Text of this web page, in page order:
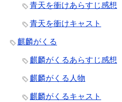
青天を衝けあらすじ感想
青天を衝けキャスト
麒麟がくる
麒麟がくるあらすじ感想
麒麟がくる人物
麒麟がくるキャスト